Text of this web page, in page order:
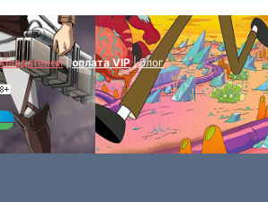
|оплата VIP|блог